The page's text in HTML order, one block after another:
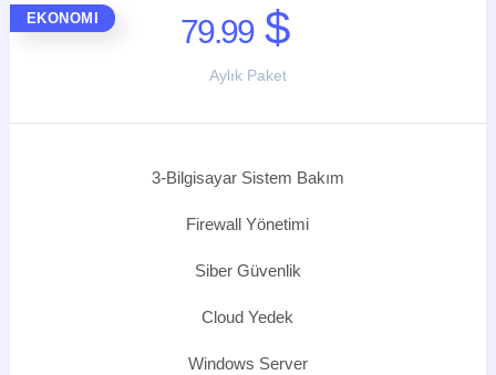
EKONOMI 79.99$
Aylık Paket
3-Bilgisayar Sistem Bakım
Firewall Yönetimi
Siber Güvenlik
Cloud Yedek
Windows Server